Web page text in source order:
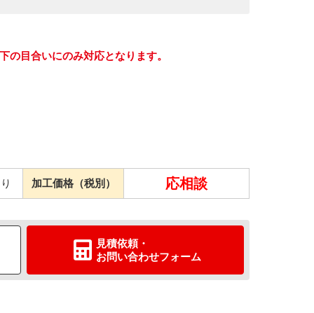
目合いにのみ対応となります。
加工価格（税別） 応相談
見積依頼・
お問い合わせフォーム